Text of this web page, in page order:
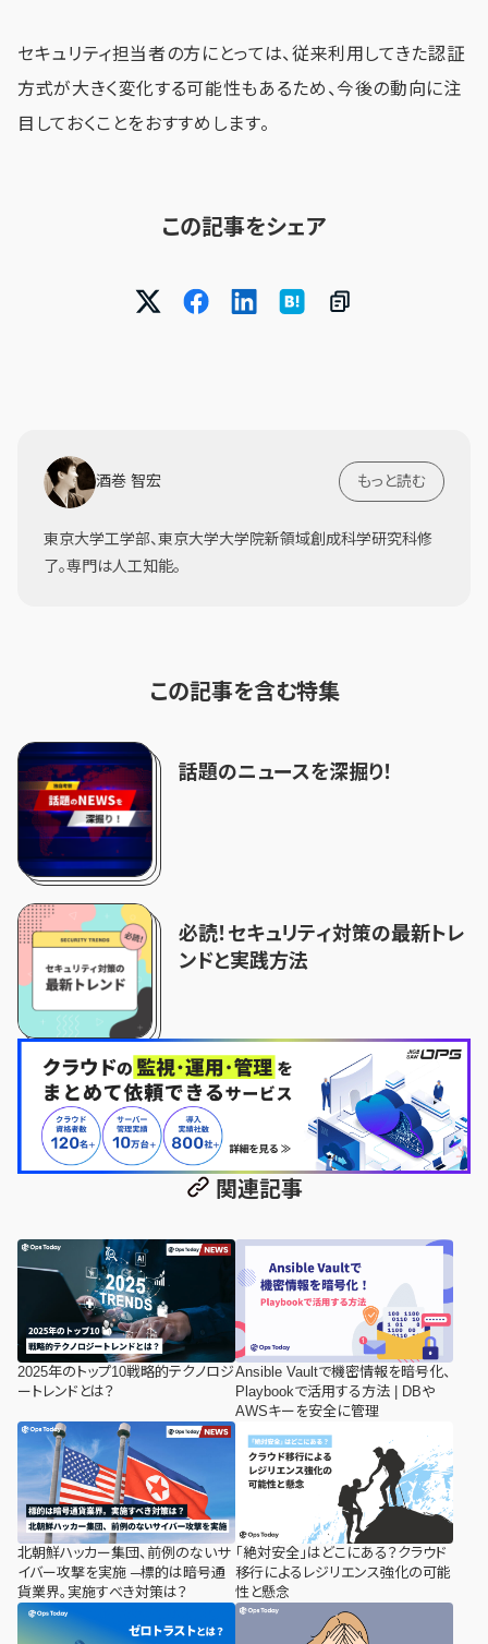
セキュリティ担当者の方にとっては、従来利用してきた認証
方式が大きく変化する可能性もあるため、今後の動向に注
目しておくことをおすすめします。
この記事をシェア
酒巻 智宏 もっと読む
東京大学工学部、東京大学大学院新領域創成科学研究科修
了。専門は人工知能。
この記事を含む特集
話題のニュースを深掘り！
必読！セキュリティ対策の最新トレ
ンドと実践方法
関連記事
2025年のトップ10戦略的テクノロジ
ートレンドとは？
Ansible Vaultで機密情報を暗号化、
Playbookで活用する方法 | DBや
AWSキーを安全に管理
北朝鮮ハッカー集団、前例のないサ
イバー攻撃を実施 ─標的は暗号通
貨業界。実施すべき対策は？
「絶対安全」はどこにある？クラウド
移行によるレジリエンス強化の可能
性と懸念